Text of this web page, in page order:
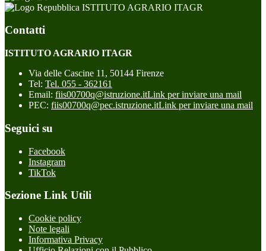
ISTITUTO AGRARIO ITAGR
Contatti
ISTITUTO AGRARIO ITAGR
Via delle Cascine 11, 50144 Firenze
Tel: Tel. 055 - 362161
Email: fiis00700q@istruzione.itLink per inviare una mail
PEC: fiis00700q@pec.istruzione.itLink per inviare una mail
Seguici su
Facebook
Instagram
TikTok
Sezione Link Utili
Cookie policy
Note legali
Informativa Privacy